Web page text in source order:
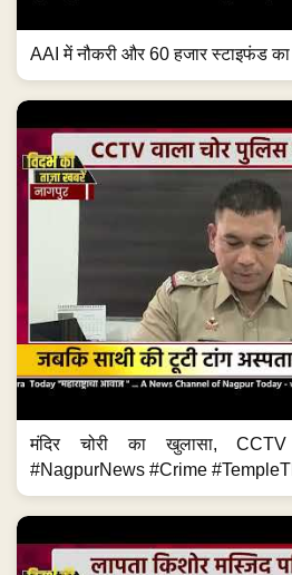
AAI में नौकरी और 60 हजार स्टाइफंड का
मंदिर चोरी का खुलासा, CCTV
#NagpurNews #Crime